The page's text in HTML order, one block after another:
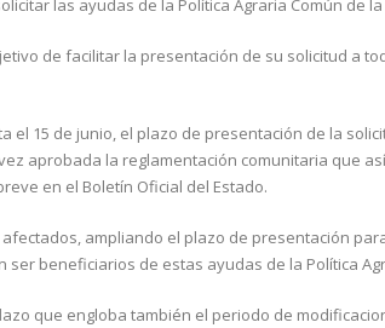
de facilitar la presentación de su solicitud a
el 15 de junio, el plazo de presentación de la
aprobada la reglamentación comunitaria que
en el Boletín Oficial del Estado.
ampliando el plazo de presentación
beneficiarios de estas ayudas de la Política
que engloba también el periodo de